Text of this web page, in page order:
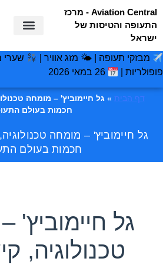
Aviation Central - מרכז
התעופה והטיסות של
ישראל
מבזקי תעופה | 🌤 מזג אוויר | שערי
פופולריות |
26 במאי 2026
דף הבית »גל חיימוביץ' – מומחה
חכמות בעולם
גל חיימוביץ' – מומחה
חכמות בעולם
גל חיימוביץ'
טכנולוגיה,